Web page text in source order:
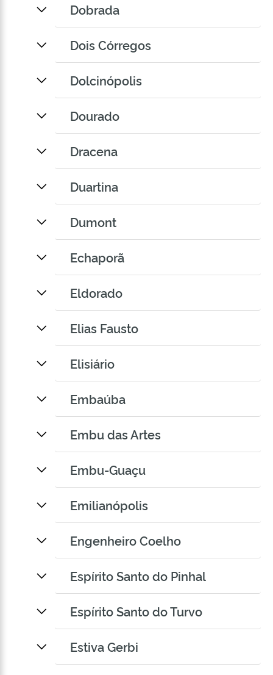
Dobrada
Dois Córregos
Dolcinópolis
Dourado
Dracena
Duartina
Dumont
Echaporã
Eldorado
Elias Fausto
Elisiário
Embaúba
Embu das Artes
Embu-Guaçu
Emilianópolis
Engenheiro Coelho
Espírito Santo do Pinhal
Espírito Santo do Turvo
Estiva Gerbi